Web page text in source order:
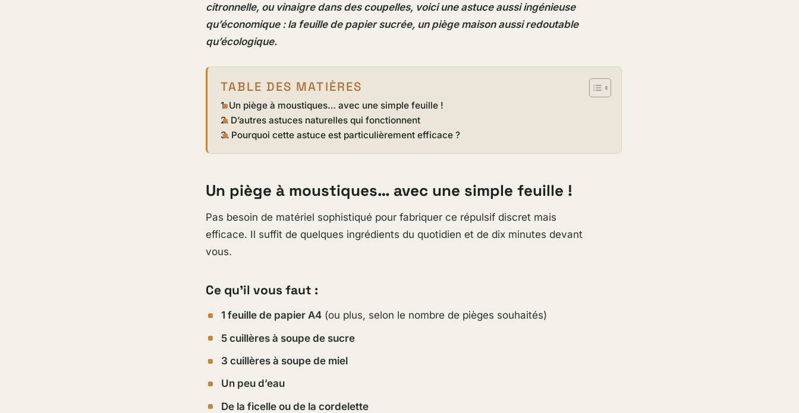
citronnelle, ou vinaigre dans des coupelles, voici une astuce aussi ingénieuse
qu’économique : la feuille de papier sucrée, un piège maison aussi redoutable
qu’écologique.
TABLE DES MATIÈRES
Un piège à moustiques… avec une simple feuille !
D’autres astuces naturelles qui fonctionnent
Pourquoi cette astuce est particulièrement efficace ?
Un piège à moustiques… avec une simple feuille !
Pas besoin de matériel sophistiqué pour fabriquer ce répulsif discret mais
efficace. Il suffit de quelques ingrédients du quotidien et de dix minutes devant
vous.
Ce qu’il vous faut :
1 feuille de papier A4 (ou plus, selon le nombre de pièges souhaités)
5 cuillères à soupe de sucre
3 cuillères à soupe de miel
Un peu d’eau
De la ficelle ou de la cordelette